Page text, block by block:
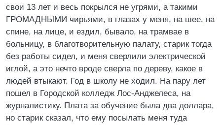
свои 13 лет и весь покрылся не угрями, а такими
ГРОМАДНЫМИ чирьями, в глазах у меня, на шее, на
спине, на лице, и ездил, бывало, на трамвае в
больницу, в благотворительную палату, старик тогда
без работы сидел, и меня сверлили электрической
иглой, а это нечто вроде сверла по дереву, какое в
людей втыкают. Год в школу не ходил. На пару лет
пошел в Городской колледж Лос-Анджелеса, на
журналистику. Плата за обучение была два доллара,
но старик сказал, что ему посылать меня туда